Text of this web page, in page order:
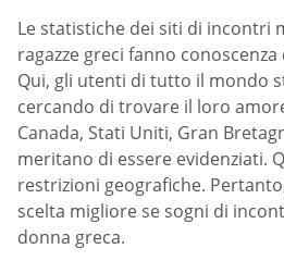
Le statistiche dei siti di incontri
ragazze greci fanno
Qui, gli utenti di tutto il mondo
cercando di trovare il loro
Canada, Stati Uniti, Gran
meritano di essere evidenziati.
restrizioni geografiche.
scelta migliore se sogni di
donna greca.